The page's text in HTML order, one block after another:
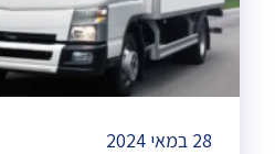
28 במאי 2024